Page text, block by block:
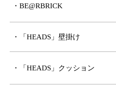
・BE@RBRICK
・「HEADS」壁掛け
・「HEADS」クッション